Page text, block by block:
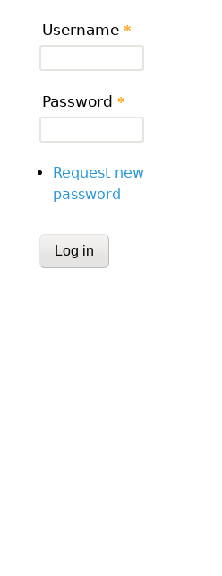
Username *
Password *
Request new
password
CAPTCHA